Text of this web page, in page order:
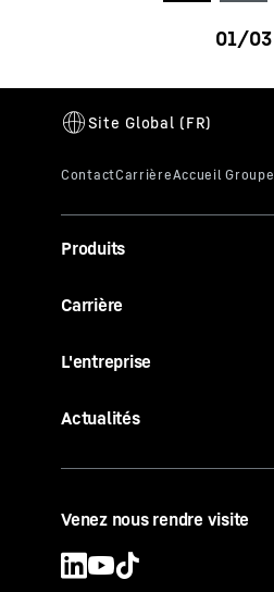
Produits
Carrière
L'entreprise
Actualités
Venez nous rendre visite